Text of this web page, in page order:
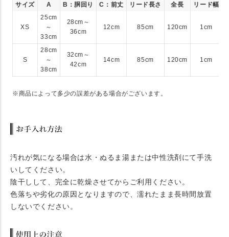
サイズ
A B：胴回り C：前丈 リード長さ 全長 リード幅
XS
25cm
～
33cm
28cm～
36cm
12cm 85cm 120cm 1cm
S
28cm
～
38cm
32cm～
42cm
14cm 85cm 120cm 1cm
※商品によって多少の誤差がある場合がございます。
汚れが気になる場合は水・ぬるま湯または中性洗剤にて手洗
いしてください。
陰干しして、完全に乾燥させてからご利用ください。
色落ちや劣化の原因となりますので、濡れたまま長時間放置
しないでください。